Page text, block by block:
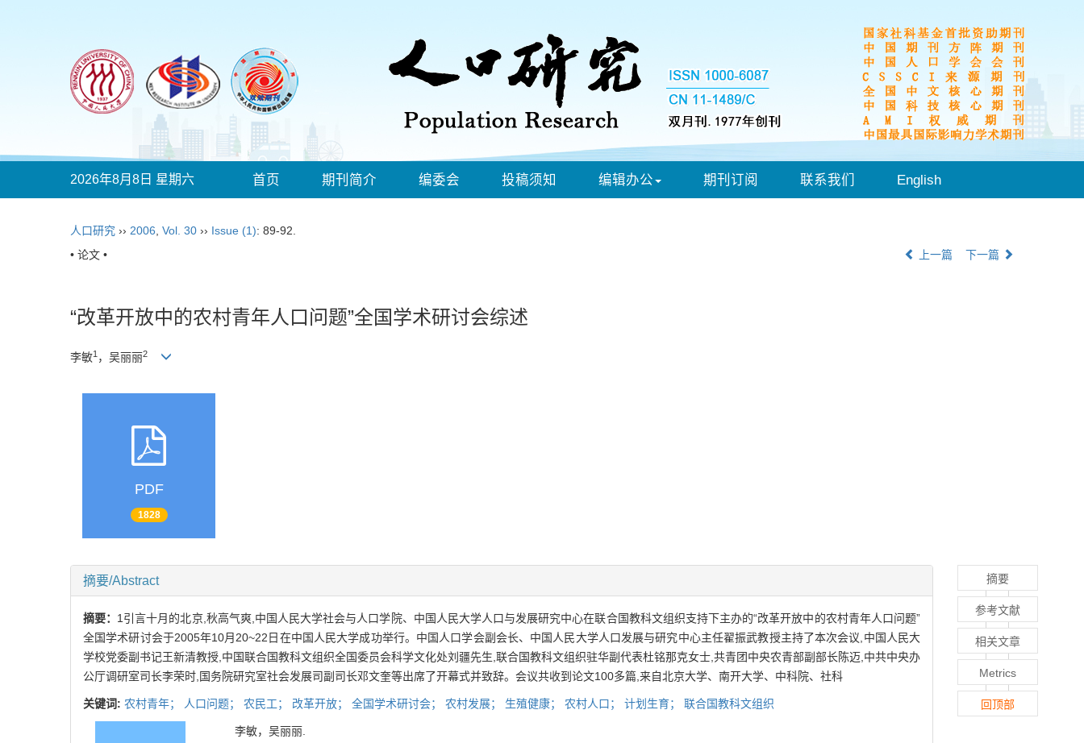
2026年8月8日 星期六 首页 期刊简介 编委会 投稿须知 编辑办公 期刊订阅 联系我们 English
人口研究 ›› 2006 Vol. 30 ›› Issue (1): 89-92.
• 论文 •
上一篇 下一篇
“改革开放中的农村青年人口问题”全国学术研讨会综述
李敏1 ，吴丽丽2
PDF
1828
摘要/Abstract
摘要： 1引言十月的北京,秋高气爽,中国人民大学社会与人口学院、中国人民大学人口与发展研究中心在联合国教科文组织支持下主办的“改革开放中的农村青年人口问题”
全国学术研讨会于2005年10月20~22日在中国人民大学成功举行。中国人口学会副会长、中国人民大学人口发展与研究中心主任翟振武教授主持了本次会议,中国人民大
学校党委副书记王新清教授,中国联合国教科文组织全国委员会科学文化处刘疆先生,联合国教科文组织驻华副代表杜铭那克女士,共青团中央农青部副部长陈迈,中共中央办
公厅调研室司长李荣时,国务院研究室社会发展司副司长邓文奎等出席了开幕式并致辞。会议共收到论文100多篇,来自北京大学、南开大学、中科院、社科
关键词: 农村青年； 人口问题； 农民工； 改革开放； 全国学术研讨会； 农村发展； 生殖健康； 农村人口； 计划生育； 联合国教科文组织
李敏，吴丽丽.
摘要
参考文献
相关文章
Metrics
回顶部